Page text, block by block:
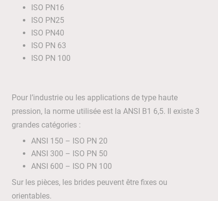
ISO PN16
ISO PN25
ISO PN40
ISO PN 63
ISO PN 100
Pour l’industrie ou les applications de type haute
pression, la norme utilisée est la ANSI B1 6,5. Il existe 3
grandes catégories :
ANSI 150 – ISO PN 20
ANSI 300 – ISO PN 50
ANSI 600 – ISO PN 100
Sur les pièces, les brides peuvent être fixes ou
orientables.